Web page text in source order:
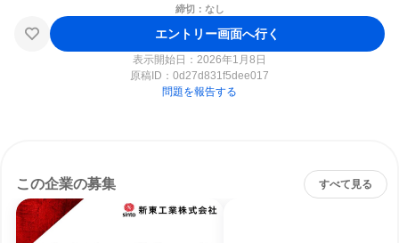
締切：なし
エントリー画面へ行く
表示開始日：2026年1月8日
原稿ID： 0d27d831f5dee017
問題を報告する
この企業の募集 すべて見る